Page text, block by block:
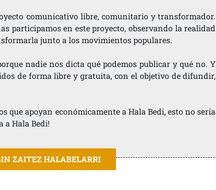
comunicativo libre, comunitario y transformador.
participamos en este proyecto, observando la realidad
junto a los movimientos populares.
nadie nos dicta qué podemos publicar y qué no. Y
de forma libre y gratuita, con el objetivo de difundir,
que apoyan económicamente a Hala Bedi, esto no sería
a Hala Bedi!
ZAITEZ HALABELARRI